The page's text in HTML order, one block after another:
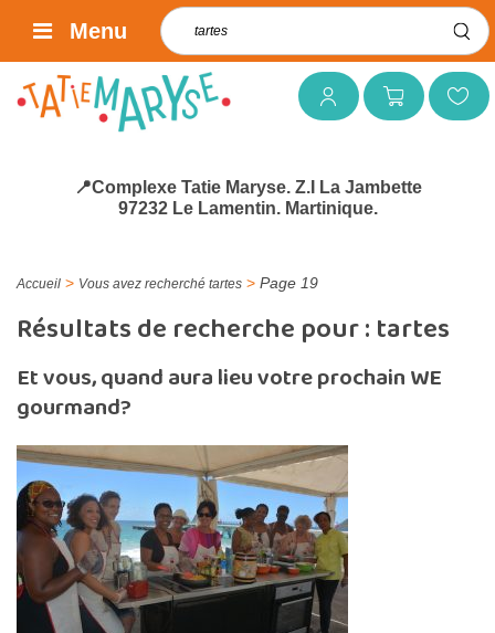
Mon compteMon panierMes favoris
Rechercher :
Menu
📍Complexe Tatie Maryse. Z.I La Jambette
97232 Le Lamentin. Martinique.
Accueil > Vous avez recherché tartes > Page 19
Résultats de recherche pour : tartes
Et vous, quand aura lieu votre prochain WE
gourmand?